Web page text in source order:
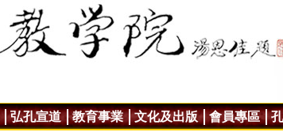
弘孔宣道 教育事業 文化及出版 會員專區